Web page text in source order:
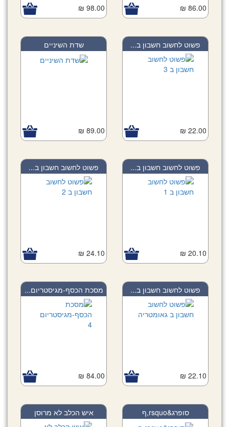
86.00 ₪
98.00 ₪
פשוט לחשוב חשבון ב...
22.00 ₪
שדת השיניים
89.00 ₪
פשוט לחשוב חשבון ב...
20.10 ₪
פשוט לחשוב חשבון ב...
24.10 ₪
פשוט לחשוב חשבון ב...
22.10 ₪
מסכת הכסף-מגיסטריום...
84.00 ₪
סופרג&rsquo,ף איש הכלב לא מרוסן